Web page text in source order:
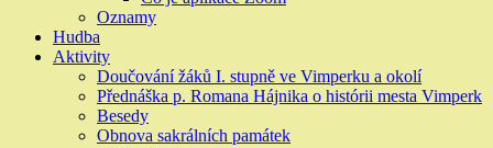
Oznamy
Hudba
Aktivity
Doučování žáků I. stupně ve Vimperku a okolí
Přednáška p. Romana Hájnika o histórii mesta Vimperk
Besedy
Obnova sakrálních památek